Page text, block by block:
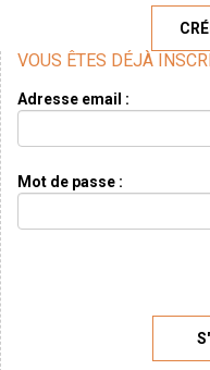
VOUS ÊTES DÉJÀ
Adresse email :
Mot de passe :